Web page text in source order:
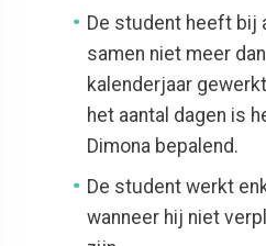
De student heeft bij
samen niet meer
kalenderjaar
het aantal dagen is
Dimona bepalend.
De student werkt
wanneer hij niet